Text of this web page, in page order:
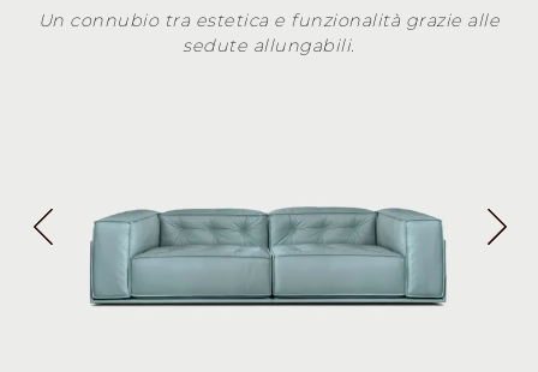
Un connubio tra estetica e funzionalità grazie alle
sedute allungabili.